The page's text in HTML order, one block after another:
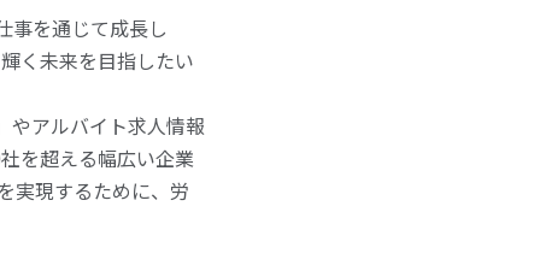
事を通じて成長し
く未来を目指したい
やアルバイト求人情報
を超える幅広い企業
実現するために、労